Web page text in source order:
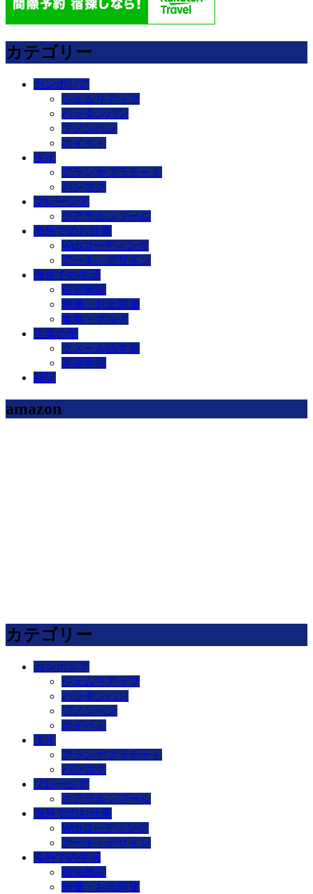
カテゴリー
カンボジア
シェムリアップ
バッタンバン
プノンペン
ポイペト
タイ
アランヤプラテート
バンコク
マレーシア
クアラルンプール
海外でのお仕事
Webコーディング
アート・デザイン
海外での生活
宿泊施設
物価・お金関連
食事・グルメ
言葉の壁
クメール語学習
英語学習
雑記
amazon
カテゴリー
カンボジア
シェムリアップ
バッタンバン
プノンペン
ポイペト
タイ
アランヤプラテート
バンコク
マレーシア
クアラルンプール
海外でのお仕事
Webコーディング
アート・デザイン
海外での生活
宿泊施設
物価・お金関連